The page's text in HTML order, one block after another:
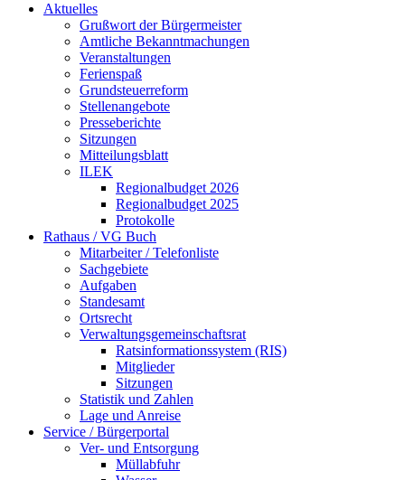
Aktuelles
Grußwort der Bürgermeister
Amtliche Bekanntmachungen
Veranstaltungen
Ferienspaß
Grundsteuerreform
Stellenangebote
Presseberichte
Sitzungen
Mitteilungsblatt
ILEK
Regionalbudget 2026
Regionalbudget 2025
Protokolle
Rathaus / VG Buch
Mitarbeiter / Telefonliste
Sachgebiete
Aufgaben
Standesamt
Ortsrecht
Verwaltungsgemeinschaftsrat
Ratsinformationssystem (RIS)
Mitglieder
Sitzungen
Statistik und Zahlen
Lage und Anreise
Service / Bürgerportal
Ver- und Entsorgung
Müllabfuhr